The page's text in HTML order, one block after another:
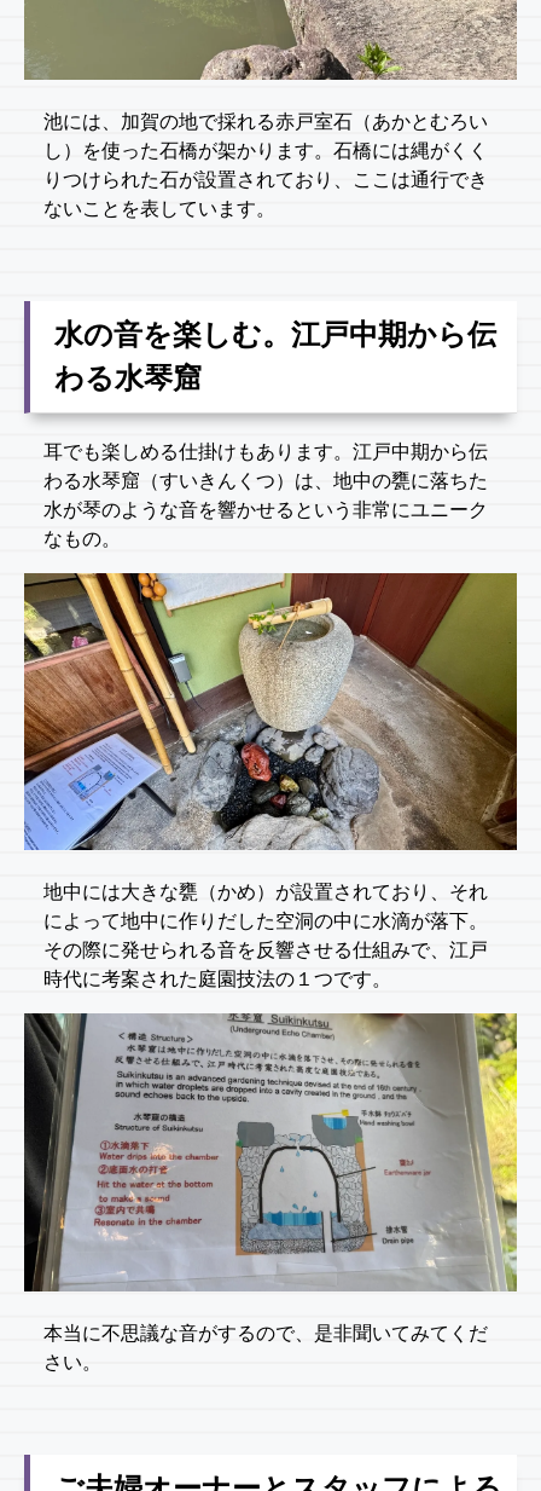
池には、加賀の地で採れる赤戸室石（あかとむろい
し）を使った石橋が架かります。石橋には縄がくく
りつけられた石が設置されており、ここは通行でき
ないことを表しています。
水の音を楽しむ。江戸中期から伝
わる水琴窟
耳でも楽しめる仕掛けもあります。江戸中期から伝
わる水琴窟（すいきんくつ）は、地中の甕に落ちた
水が琴のような音を響かせるという非常にユニーク
なもの。
地中には大きな甕（かめ）が設置されており、それ
によって地中に作りだした空洞の中に水滴が落下。
その際に発せられる音を反響させる仕組みで、江戸
時代に考案された庭園技法の１つです。
本当に不思議な音がするので、是非聞いてみてくだ
さい。